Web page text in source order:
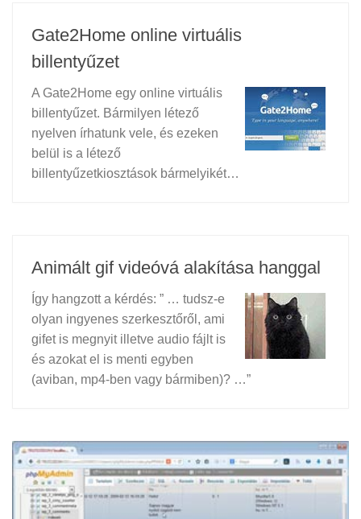
Gate2Home online virtuális
billentyűzet
A Gate2Home egy online virtuális
billentyűzet. Bármilyen létező
nyelven írhatunk vele, és ezeken
belül is a létező
billentyűzetkiosztások bármelyikét…
Animált gif videóvá alakítása hanggal
Így hangzott a kérdés: ” … tudsz-e
olyan ingyenes szerkesztőről, ami
gifet is megnyit illetve audio fájlt is
és azokat el is menti egyben
(aviban, mp4-ben vagy bármiben)? …”